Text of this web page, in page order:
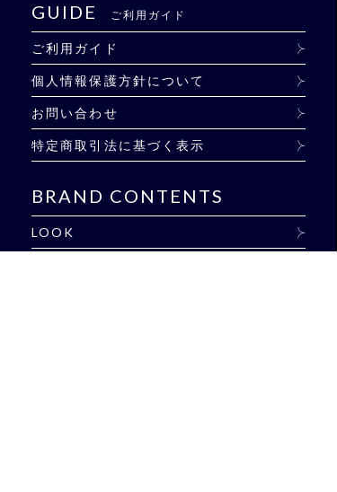
GUIDE ご利用ガイド
ご利用ガイド
個人情報保護方針について
お問い合わせ
特定商取引法に基づく表示
BRAND CONTENTS
LOOK